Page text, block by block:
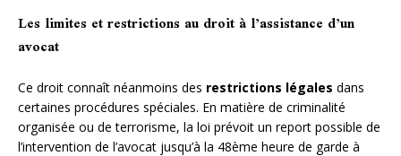
Les limites et restrictions au droit à l’assistance d’un
avocat
Ce droit connaît néanmoins des restrictions légales dans
certaines procédures spéciales. En matière de criminalité
organisée ou de terrorisme, la loi prévoit un report possible de
l’intervention de l’avocat jusqu’à la 48ème heure de garde à